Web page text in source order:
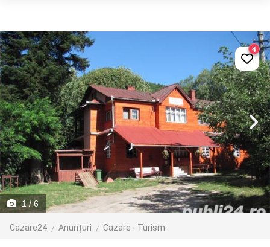
1/ 6
Cazare24 Anunțuri Cazare - Turism
4